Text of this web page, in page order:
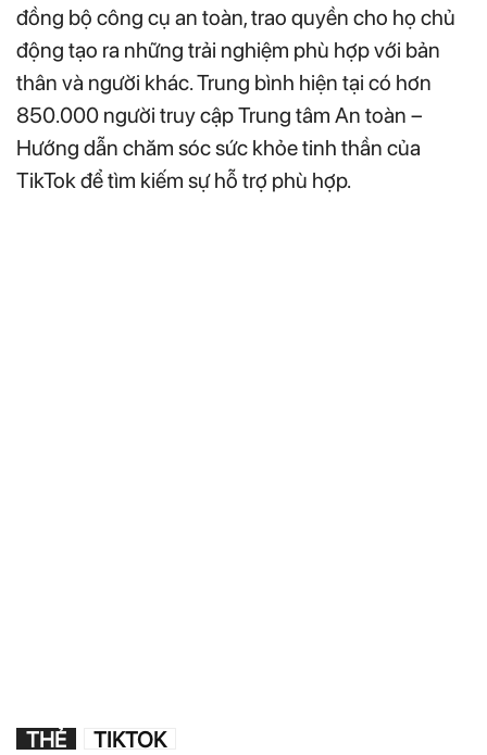
đồng bộ công cụ an toàn, trao quyền cho họ chủ
động tạo ra những trải nghiệm phù hợp với bản
thân và người khác. Trung bình hiện tại có hơn
850.000 người truy cập Trung tâm An toàn –
Hướng dẫn chăm sóc sức khỏe tinh thần của
TikTok để tìm kiếm sự hỗ trợ phù hợp.
THẺ TIKTOK